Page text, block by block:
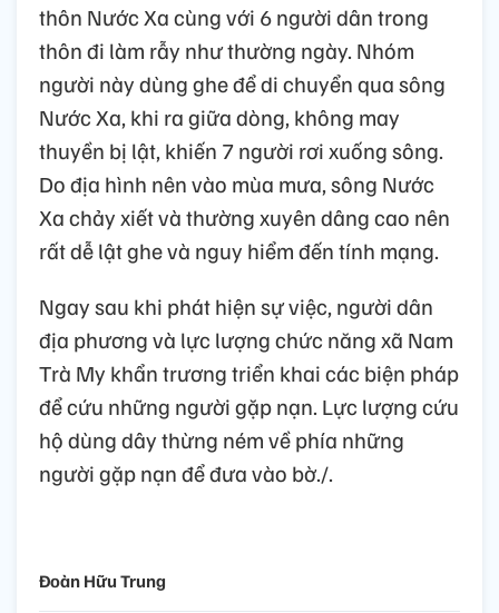
thôn Nước Xa cùng với 6 người dân trong
thôn đi làm rẫy như thường ngày. Nhóm
người này dùng ghe để di chuyển qua sông
Nước Xa, khi ra giữa dòng, không may
thuyền bị lật, khiến 7 người rơi xuống sông.
Do địa hình nên vào mùa mưa, sông Nước
Xa chảy xiết và thường xuyên dâng cao nên
rất dễ lật ghe và nguy hiểm đến tính mạng.
Ngay sau khi phát hiện sự việc, người dân
địa phương và lực lượng chức năng xã Nam
Trà My khẩn trương triển khai các biện pháp
để cứu những người gặp nạn. Lực lượng cứu
hộ dùng dây thừng ném về phía những
người gặp nạn để đưa vào bờ./.
Đoàn Hữu Trung